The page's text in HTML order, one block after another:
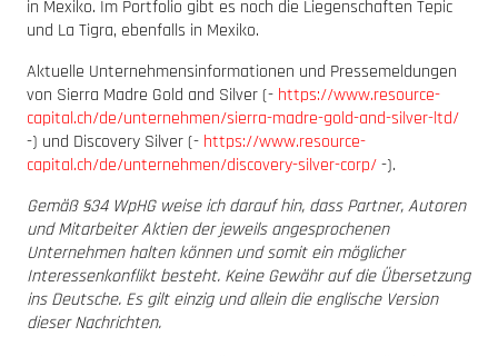
in Mexiko. Im Portfolio gibt es noch die Liegenschaften Tepic
und La Tigra, ebenfalls in Mexiko.
Aktuelle Unternehmensinformationen und Pressemeldungen
von Sierra Madre Gold and Silver (- https://www.resource-
capital.ch/de/unternehmen/sierra-madre-gold-and-silver-ltd/
-) und Discovery Silver (- https://www.resource-
capital.ch/de/unternehmen/discovery-silver-corp/-).
Gemäß §34 WpHG weise ich darauf hin, dass Partner, Autoren
und Mitarbeiter Aktien der jeweils angesprochenen
Unternehmen halten können und somit ein möglicher
Interessenkonflikt besteht. Keine Gewähr auf die Übersetzung
ins Deutsche. Es gilt einzig und allein die englische Version
dieser Nachrichten.